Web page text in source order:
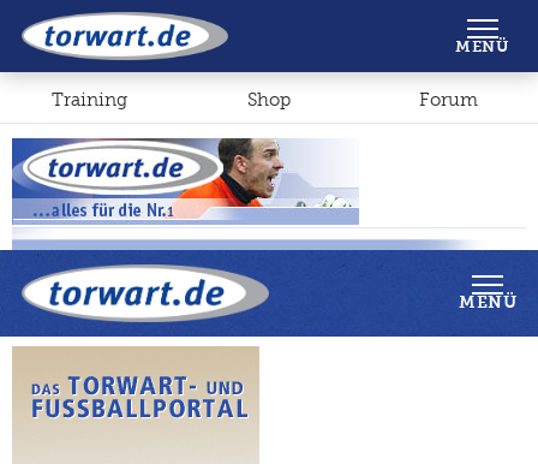
Shop Forum
MENÜ